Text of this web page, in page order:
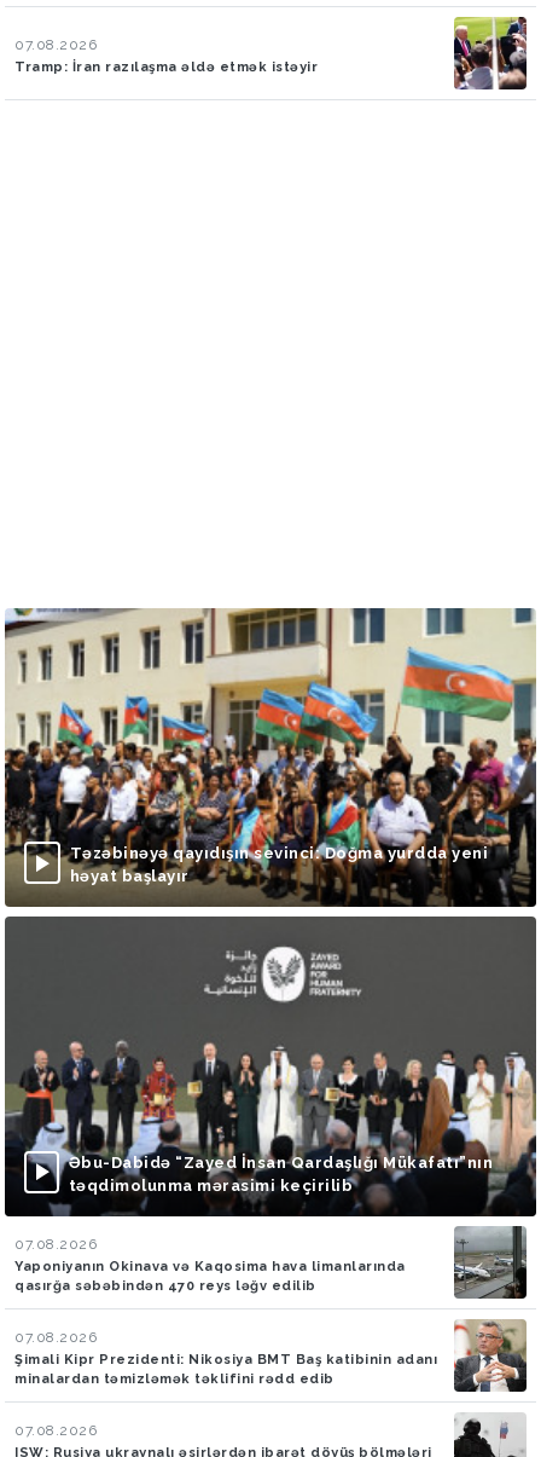
07.08.2026
Tramp: İran razılaşma əldə etmək istəyir
Təzəbinəyə qayıdışın sevinci: Doğma yurdda yeni
həyat başlayır
Əbu-Dabidə “Zayed İnsan Qardaşlığı Mükafatı”nın
təqdimolunma mərasimi keçirilib
07.08.2026
Yaponiyanın Okinava və Kaqosima hava limanlarında
qasırğa səbəbindən 470 reys ləğv edilib
07.08.2026
Şimali Kipr Prezidenti: Nikosiya BMT Baş katibinin adanı
minalardan təmizləmək təklifini rədd edib
07.08.2026
ISW: Rusiya ukraynalı əsirlərdən ibarət döyüş bölmələri